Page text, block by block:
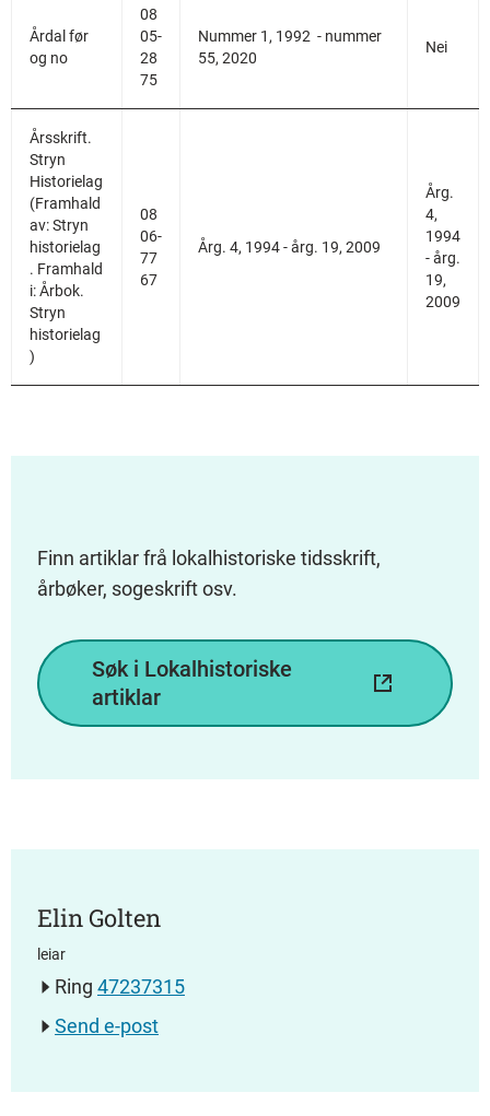
Årdal før
og no
08
05-
28
75
Nummer 1, 1992 - nummer
55, 2020
Nei
Årsskrift.
Stryn
Historielag
(Framhald
av: Stryn
historielag
. Framhald
i: Årbok.
Stryn
historielag
)
08
06-
77
67
Årg. 4, 1994 - årg. 19, 2009
Årg.
4,
1994
- årg.
19,
2009
Finn artiklar frå lokalhistoriske tidsskrift,
årbøker, sogeskrift osv.
Søk i Lokalhistoriske
artiklar
Elin Golten
leiar
Ring 47237315
Send e-post